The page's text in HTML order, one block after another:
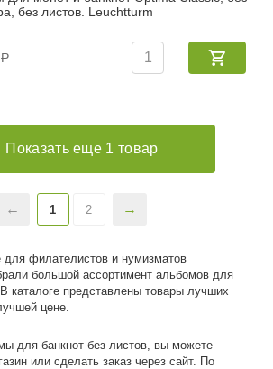
для филателистов и нумизматов
большой ассортимент альбомов для
каталоге представлены товары лучших
цене.
для банкнот без листов, вы можете
или сделать заказ через сайт. По
без листов. Leuchtturm
Р
Показать еще 1 товар
1 2